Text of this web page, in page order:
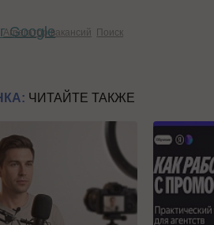
Google
Агрегатор вакансий Поиск
ЧИТАЙТЕ ТАКЖЕ